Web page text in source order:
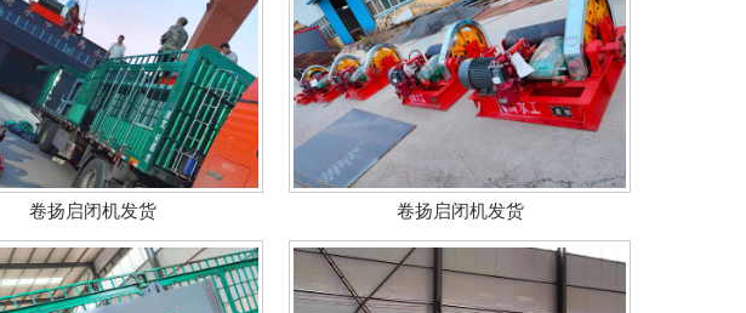
卷扬启闭机发货 卷扬启闭机发货